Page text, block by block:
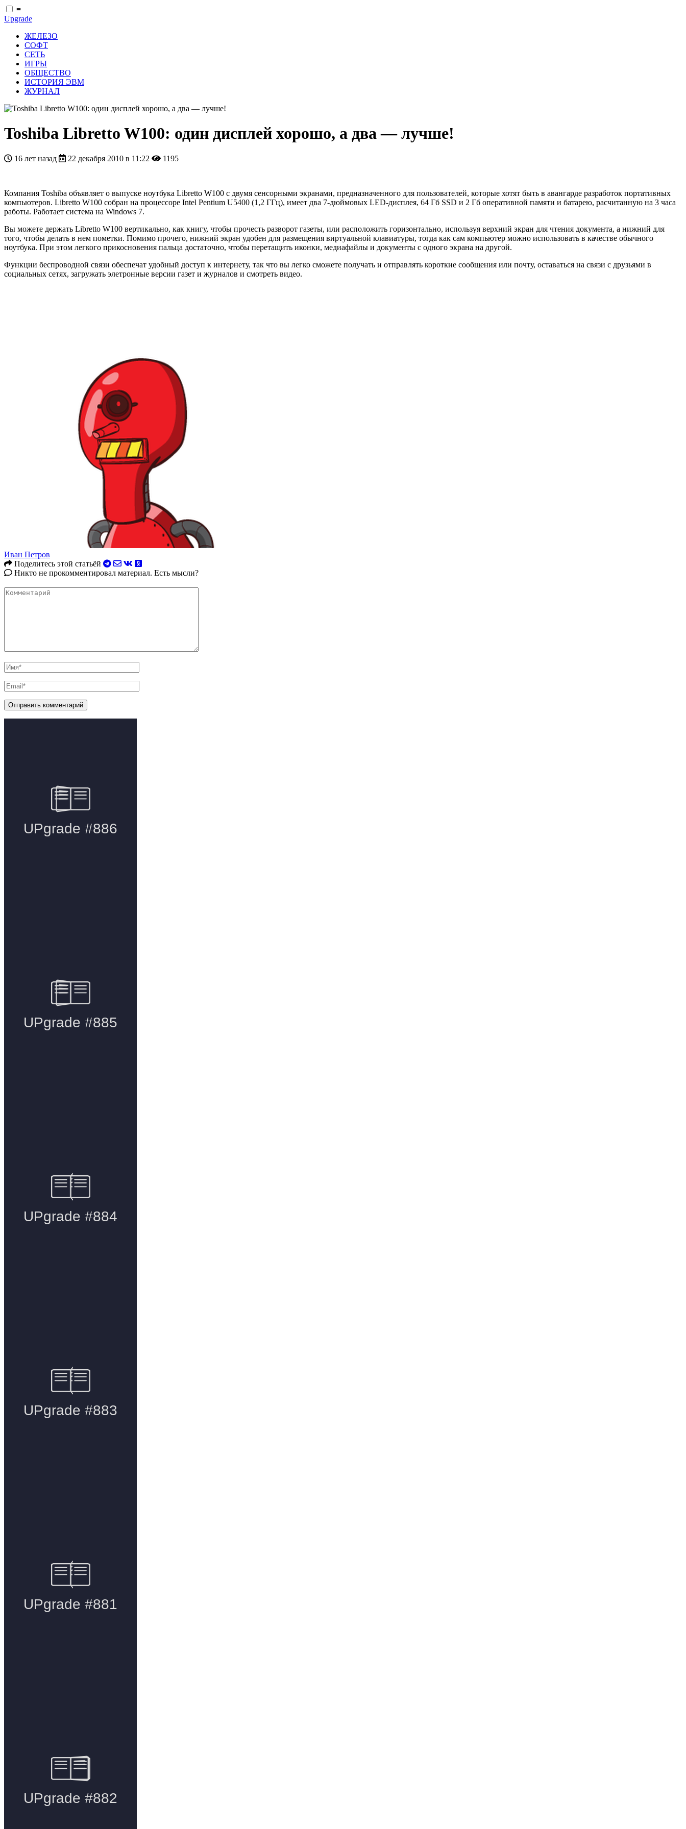
≡
Upgrade
ЖЕЛЕЗО
СОФТ
СЕТЬ
ИГРЫ
ОБЩЕСТВО
ИСТОРИЯ ЭВМ
ЖУРНАЛ
Toshiba Libretto W100: один дисплей хорошо, а два — лучше!
16 лет назад 22 декабря 2010 в 11:22 1195
Компания Toshiba объявляет о выпуске ноутбука Libretto W100 с двумя сенсорными экранами, предназначенного для пользователей, которые хотят быть в авангарде разработок портативных
компьютеров. Libretto W100 собран на процессоре Intel Pentium U5400 (1,2 ГГц), имеет два 7-дюймовых LED-дисплея, 64 Гб SSD и 2 Гб оперативной памяти и батарею, расчитанную на 3 часа
работы. Работает система на Windows 7.
Вы можете держать Libretto W100 вертикально, как книгу, чтобы прочесть разворот газеты, или расположить горизонтально, используя верхний экран для чтения документа, а нижний для
того, чтобы делать в нем пометки. Помимо прочего, нижний экран удобен для размещения виртуальной клавиатуры, тогда как сам компьютер можно использовать в качестве обычного
ноутбука. При этом легкого прикосновения пальца достаточно, чтобы перетащить иконки, медиафайлы и документы с одного экрана на другой.
Функции беспроводной связи обеспечат удобный доступ к интернету, так что вы легко сможете получать и отправлять короткие сообщения или почту, оставаться на связи с друзьями в
социальных сетях, загружать элетронные версии газет и журналов и смотреть видео.
Иван Петров
Поделитесь этой статьёй
Никто не прокомментировал материал. Есть мысли?